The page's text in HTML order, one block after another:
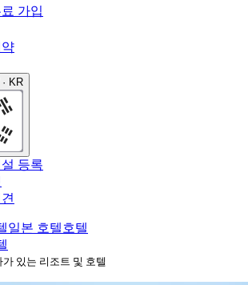
가입
KR
등록
일본 호텔호텔
있는 리조트 및 호텔